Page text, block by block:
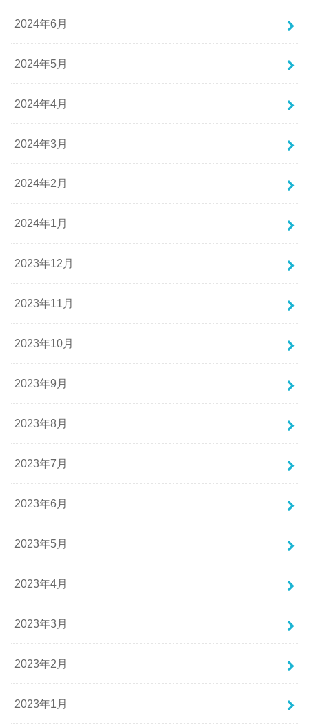
2024年6月
2024年5月
2024年4月
2024年3月
2024年2月
2024年1月
2023年12月
2023年11月
2023年10月
2023年9月
2023年8月
2023年7月
2023年6月
2023年5月
2023年4月
2023年3月
2023年2月
2023年1月